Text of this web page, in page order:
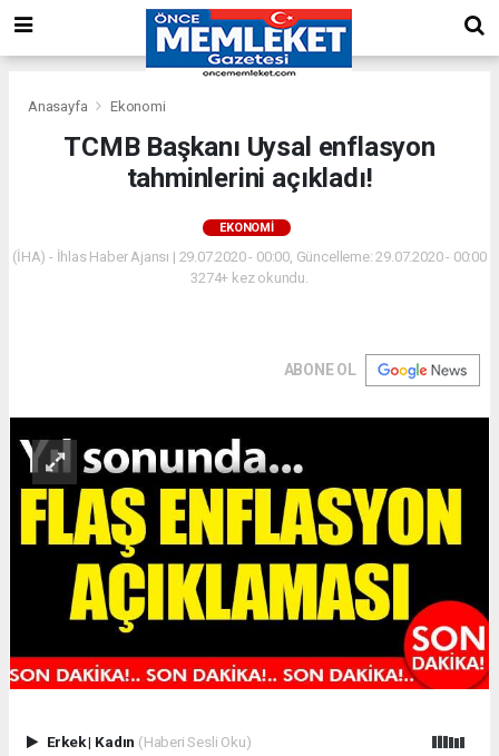
Anasayfa Ekonomi
TCMB Başkanı Uysal enflasyon
tahminlerini açıkladı!
EKONOMI
(İHA) - İhlas Haber Ajansı | 29.07.2020 - 00:00, Güncelleme: 29.07.2020 - 00:00
3274+ kez okundu.
ABONE OL
Erkek| Kadın (Haberi Sesli Oku)